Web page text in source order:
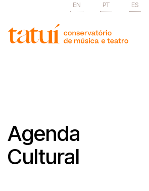
EN PT ES
Agenda
Cultural